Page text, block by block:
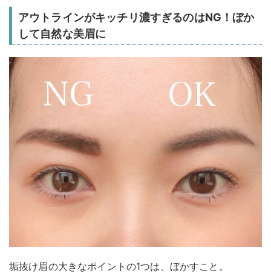
アウトラインがキッチリ濃すぎるのはNG！ぼか
して自然な美眉に
垢抜け眉の大きなポイントの1つは、ぼかすこと。